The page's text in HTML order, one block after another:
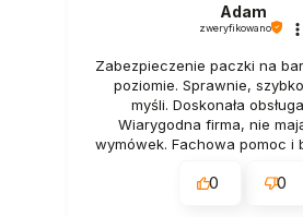
Adam
zweryfikowano
Zabezpieczenie paczki na
poziomie. Sprawnie,
myśli. Doskonała
Wiarygodna firma, nie
wymówek. Fachowa pomoc i
0 0